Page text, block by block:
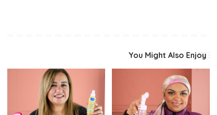
You Might Also Enjoy